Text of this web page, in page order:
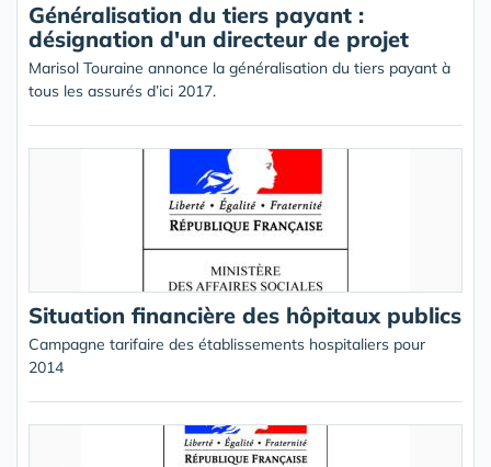
Généralisation du tiers payant :
désignation d'un directeur de projet
Marisol Touraine annonce la généralisation du tiers payant à
tous les assurés d’ici 2017.
Situation financière des hôpitaux publics
Campagne tarifaire des établissements hospitaliers pour
2014